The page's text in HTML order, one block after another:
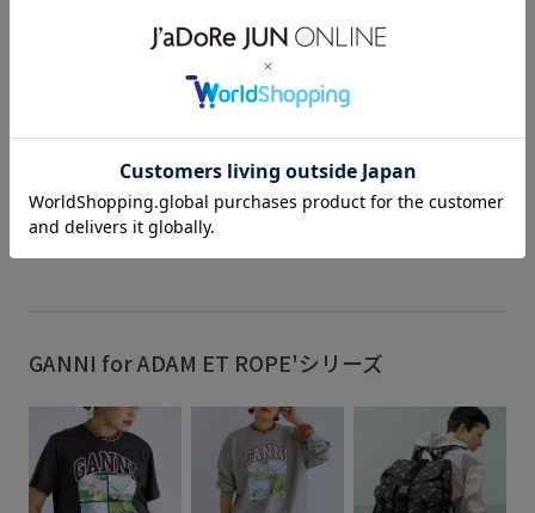
Exclusive_GW GANNI GANNI 別注 GANNI別注
Winter Goods お気に入り急上昇_pickup アイコニック
オフィス カラフル ストラップ スポーティ
ポリエステル100% ミニバッグ レオパード柄
取り外し可能なショルダー 秋冬 秋冬のスタイリング
もっと見る
GANNI for ADAM ET ROPE'シリーズ